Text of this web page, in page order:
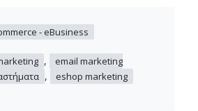
- eBusiness
,
email marketing
, eshop marketing